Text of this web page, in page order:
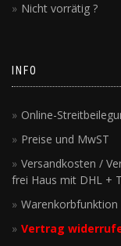
Nicht vorrätig ?
INFO
Online-
Preise und MwST
Versandkosten /
frei Haus mit DHL +
Warenkorbfunktion
Vertrag